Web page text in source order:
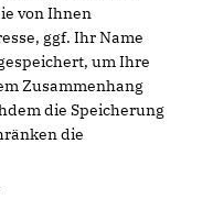
von Ihnen
ggf. Ihr Name
um Ihre
Zusammenhang
die Speicherung
die